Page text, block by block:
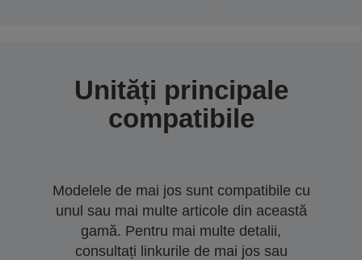
Unități principale
compatibile
Modelele de mai jos sunt compatibile cu
unul sau mai multe articole din această
gamă. Pentru mai multe detalii,
consultați linkurile de mai jos sau